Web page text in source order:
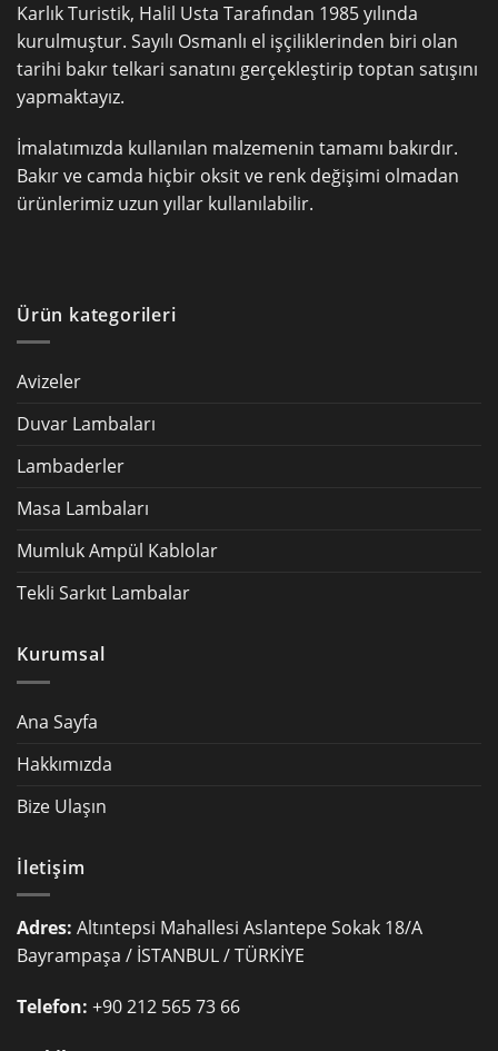
Karlık Turistik, Halil Usta Tarafından 1985 yılında
kurulmuştur. Sayılı Osmanlı el işçiliklerinden biri olan
tarihi bakır telkari sanatını gerçekleştirip toptan satışını
yapmaktayız.
İmalatımızda kullanılan malzemenin tamamı bakırdır.
Bakır ve camda hiçbir oksit ve renk değişimi olmadan
ürünlerimiz uzun yıllar kullanılabilir.
Ürün kategorileri
Avizeler
Duvar Lambaları
Lambaderler
Masa Lambaları
Mumluk Ampül Kablolar
Tekli Sarkıt Lambalar
Kurumsal
Ana Sayfa
Hakkımızda
Bize Ulaşın
İletişim
Adres: Altıntepsi Mahallesi Aslantepe Sokak 18/A
Bayrampaşa / İSTANBUL / TÜRKİYE
Telefon: +90 212 565 73 66